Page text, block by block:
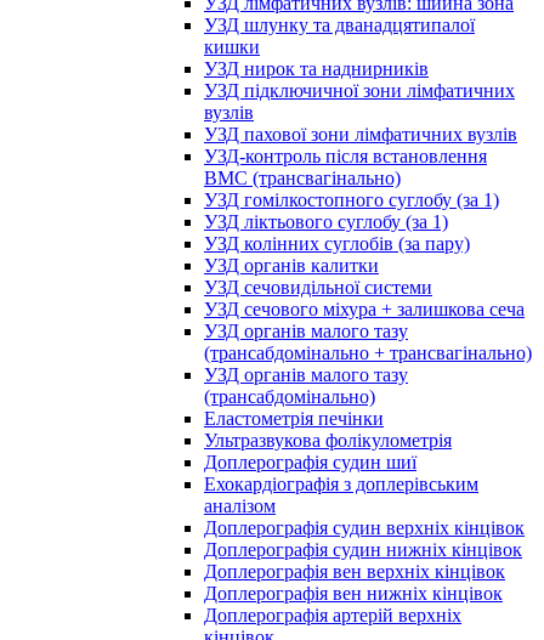
УЗД шлунку та дванадцятипалої
кишки
УЗД нирок та наднирників
УЗД підключичної зони лімфатичних
вузлів
УЗД пахової зони лімфатичних вузлів
УЗД-контроль після встановлення
ВМС (трансвагінально)
УЗД гомілкостопного суглобу (за 1)
УЗД ліктьового суглобу (за 1)
УЗД колінних суглобів (за пару)
УЗД органів калитки
УЗД сечовидільної системи
УЗД сечового міхура + залишкова сеча
УЗД органів малого тазу
(трансабдомінально + трансвагінально)
УЗД органів малого тазу
(трансабдомінально)
Еластометрія печінки
Ультразвукова фолікулометрія
Доплерографія судин шиї
Ехокардіографія з доплерівським
аналізом
Доплерографія судин верхніх кінцівок
Доплерографія судин нижніх кінцівок
Доплерографія вен верхніх кінцівок
Доплерографія вен нижніх кінцівок
Доплерографія артерій верхніх